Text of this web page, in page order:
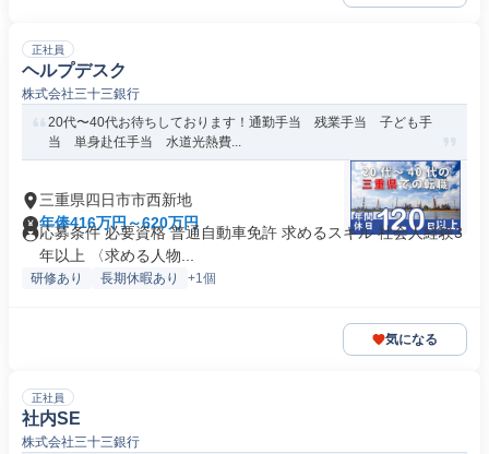
正社員
ヘルプデスク
株式会社三十三銀行
20代〜40代お待ちしております！通勤手当 残業手当 子ども手
当 単身赴任手当 水道光熱費...
三重県四日市市西新地
年俸416万円～620万円
応募条件 必要資格 普通自動車免許 求めるスキル 社会人経験3
年以上 〈求める人物...
研修あり 長期休暇あり +1個
気になる
正社員
社内SE
株式会社三十三銀行